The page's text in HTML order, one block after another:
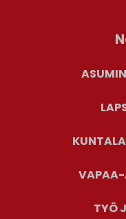
VAPAA-
TYÖ